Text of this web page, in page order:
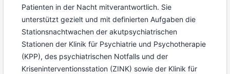
Patienten in der Nacht mitverantwortlich. Sie
unterstützt gezielt und mit definierten Aufgaben die
Stationsnachtwachen der akutpsychiatrischen
Stationen der Klinik für Psychiatrie und Psychotherapie
(KPP), des psychiatrischen Notfalls und der
Kriseninterventionsstation (ZINK) sowie der Klinik für